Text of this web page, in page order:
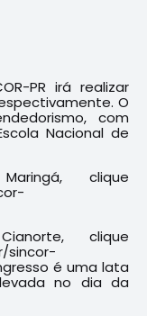
PR irá realizar
O
com
Nacional de
clique
clique
sincor-
é uma lata
no dia da